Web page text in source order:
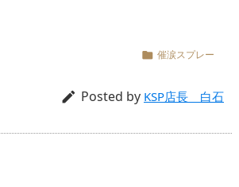
 催涙スプレー
 Posted by KSP店長 白石